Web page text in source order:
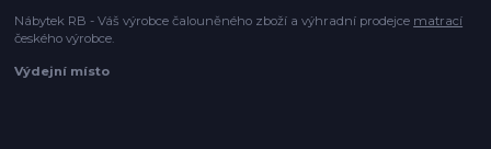
Nábytek RB - Váš výrobce čalouněného zboží a výhradní prodejce matrací
českého výrobce.
Výdejní místo